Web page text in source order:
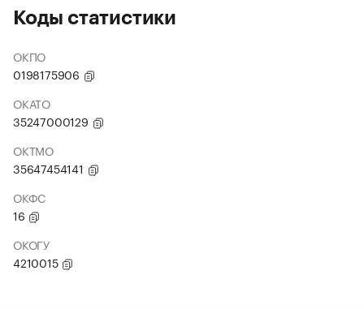
Коды статистики
ОКПО
0198175906
ОКАТО
35247000129
ОКТМО
35647454141
ОКФС
16
ОКОГУ
4210015